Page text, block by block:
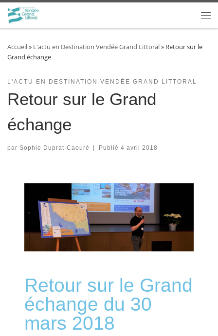
Passer au contenu
Accueil» L'actu en Destination Vendée Grand Littoral» Retour sur le
Grand échange
L'ACTU EN DESTINATION VENDÉE GRAND LITTORAL
Retour sur le Grand
échange
par Sophie Duprat-Caouré Publié 4 avril 2018
Retour sur le Grand
échange du 30
mars 2018